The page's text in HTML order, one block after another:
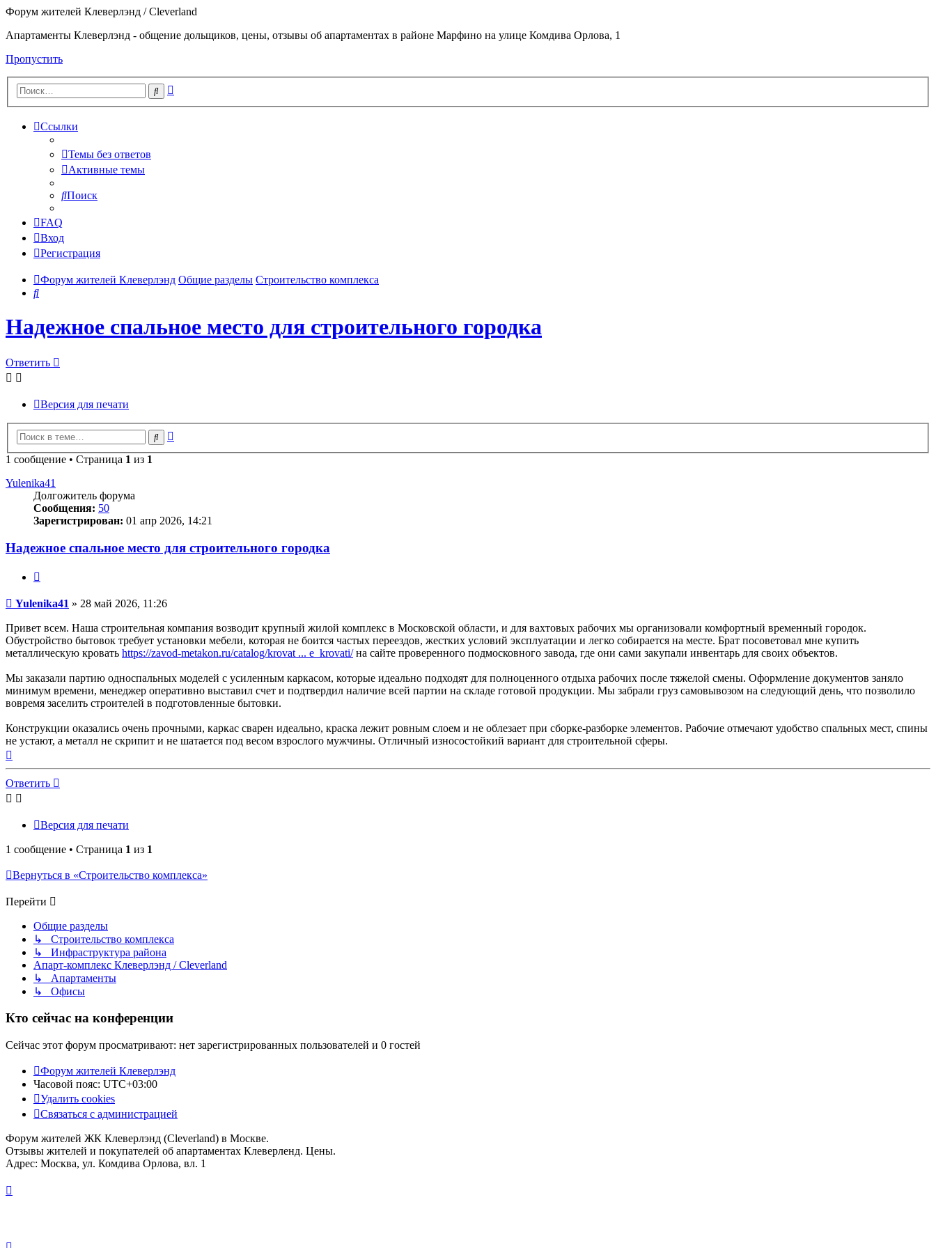
Форум жителей Клеверлэнд / Cleverland
Апартаменты Клеверлэнд - общение дольщиков, цены, отзывы об апартаментах в районе Марфино на улице Комдива Орлова, 1
Пропустить
Поиск
Ссылки
Темы без ответов
Активные темы
Поиск
FAQ
Вход
Регистрация
Форум жителей Клеверлэнд Общие разделы Строительство комплекса
Поиск
Надежное спальное место для строительного городка
Ответить
Версия для печати
Поиск
1 сообщение • Страница 1 из 1
Yulenika41
Долгожитель форума
Сообщения: 50
Зарегистрирован: 01 апр 2026, 14:21
Надежное спальное место для строительного городка
Сообщение
Yulenika41 » 28 май 2026, 11:26
Привет всем. Наша строительная компания возводит крупный жилой комплекс в Московской области, и для вахтовых рабочих мы организовали комфортный временный городок.
Обустройство бытовок требует установки мебели, которая не боится частых переездов, жестких условий эксплуатации и легко собирается на месте. Брат посоветовал мне купить
металлическую кровать https://zavod-metakon.ru/catalog/krovat ... e_krovati/на сайте проверенного подмосковного завода, где они сами закупали инвентарь для своих объектов.
Мы заказали партию односпальных моделей с усиленным каркасом, которые идеально подходят для полноценного отдыха рабочих после тяжелой смены. Оформление документов заняло
минимум времени, менеджер оперативно выставил счет и подтвердил наличие всей партии на складе готовой продукции. Мы забрали груз самовывозом на следующий день, что позволило
вовремя заселить строителей в подготовленные бытовки.
Конструкции оказались очень прочными, каркас сварен идеально, краска лежит ровным слоем и не облезает при сборке-разборке элементов. Рабочие отмечают удобство спальных мест, спины
не устают, а металл не скрипит и не шатается под весом взрослого мужчины. Отличный износостойкий вариант для строительной сферы.
началу
Ответить
Версия для печати
1 сообщение • Страница 1 из 1
Вернуться в «Строительство комплекса»
Перейти
Общие разделы
↳ Строительство комплекса
↳ Инфраструктура района
Апарт-комплекс Клеверлэнд / Cleverland
↳ Апартаменты
↳ Офисы
Кто сейчас на конференции
Сейчас этот форум просматривают: нет зарегистрированных пользователей и 0 гостей
Форум жителей Клеверлэнд
Часовой пояс: UTC+03:00
Удалить cookies
Связаться с администрацией
Форум жителей ЖК Клеверлэнд (Cleverland) в Москве.
Отзывы жителей и покупателей об апартаментах Клеверленд. Цены.
Адрес: Москва, ул. Комдива Орлова, вл. 1